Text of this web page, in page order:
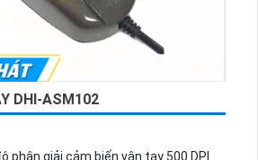
DHI-ASM102
phân giải cảm biến vân tay 500 DPI